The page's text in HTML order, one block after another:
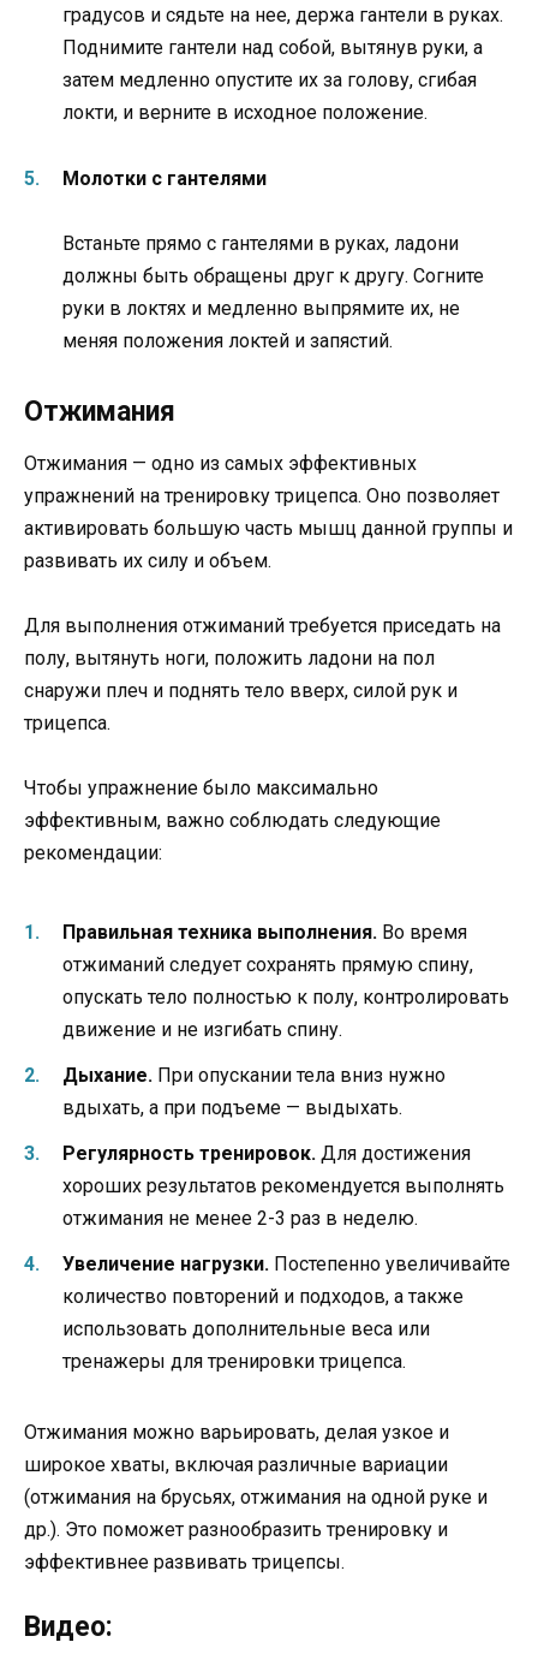
градусов и сядьте на нее, держа гантели в руках.
Поднимите гантели над собой, вытянув руки, а
затем медленно опустите их за голову, сгибая
локти, и верните в исходное положение.
Молотки с гантелями
Встаньте прямо с гантелями в руках, ладони
должны быть обращены друг к другу. Согните
руки в локтях и медленно выпрямите их, не
меняя положения локтей и запястий.
Отжимания
Отжимания — одно из самых эффективных
упражнений на тренировку трицепса. Оно позволяет
активировать большую часть мышц данной группы и
развивать их силу и объем.
Для выполнения отжиманий требуется приседать на
полу, вытянуть ноги, положить ладони на пол
снаружи плеч и поднять тело вверх, силой рук и
трицепса.
Чтобы упражнение было максимально
эффективным, важно соблюдать следующие
рекомендации:
Правильная техника выполнения. Во время
отжиманий следует сохранять прямую спину,
опускать тело полностью к полу, контролировать
движение и не изгибать спину.
Дыхание. При опускании тела вниз нужно
вдыхать, а при подъеме — выдыхать.
Регулярность тренировок. Для достижения
хороших результатов рекомендуется выполнять
отжимания не менее 2-3 раз в неделю.
Увеличение нагрузки. Постепенно увеличивайте
количество повторений и подходов, а также
использовать дополнительные веса или
тренажеры для тренировки трицепса.
Отжимания можно варьировать, делая узкое и
широкое хваты, включая различные вариации
(отжимания на брусьях, отжимания на одной руке и
др.). Это поможет разнообразить тренировку и
эффективнее развивать трицепсы.
Видео: